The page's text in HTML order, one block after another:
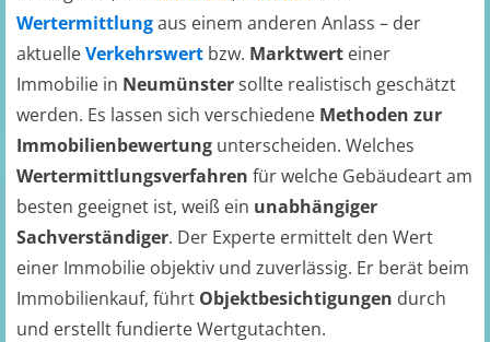
Wertermittlungaus einem anderen Anlass – der
aktuelleVerkehrswert bzw. Marktwert einer
Immobilie in Neumünstersollte realistisch geschätzt
werden. Es lassen sich verschiedene Methoden zur
Immobilienbewertung unterscheiden. Welches
Wertermittlungsverfahren für welche Gebäudeart am
besten geeignet ist, weiß ein unabhängiger
Sachverständiger. Der Experte ermittelt den Wert
einer Immobilie objektiv und zuverlässig. Er berät beim
Immobilienkauf, führt Objektbesichtigungen durch
und erstellt fundierte Wertgutachten.